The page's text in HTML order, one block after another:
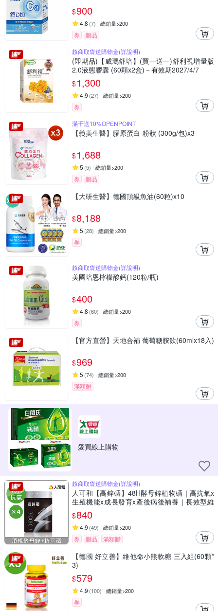
$900
4.8 (7) 總銷量>200
券
贈品
超商取貨送購物金(詳說明)
(即期品)【威瑪舒培】(買一送一)舒利視增量版
2.0液態膠囊 (60顆x2盒)－有效期2027/4/7
$1,300
4.9 (27) 總銷量>200
券
滿千送10%OPENPOINT
【義美生醫】膠原蛋白-粉狀 (300g/包)x3
$1,688
5 (5) 總銷量>200
券 贈品
【大研生醫】德國頂級魚油(60粒)x10
$8,188
5 (28) 總銷量>200
券
超商取貨送購物金(詳說明)
美國培恩檸檬酸鈣(120粒/瓶)
$400
4.8 (60) 總銷量>200
券
【官方直營】天地合補 葡萄糖胺飲(60mlx18入)
$969
5 (74) 總銷量>200
滿額贈
愛買線上購物
超商取貨送購物金(詳說明)
人可和【高鋅硒】48H酵母鋅植物硒｜高抗氧x
生殖機能x成長發育x產後病後補養｜長效型維
他命礦物質｜永豐集團
$840
4.9 (49) 總銷量>200
券 贈品 滿額贈
【德國 好立善】維他命小熊軟糖 三入組(60顆*
3)
$579
4.9 (100) 總銷量>200
券